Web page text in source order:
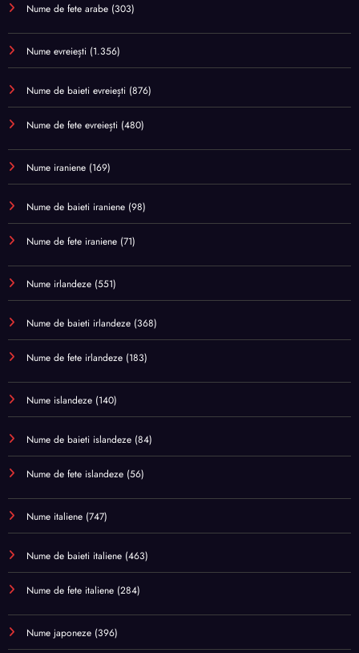
Nume de fete arabe (303)
Nume evreiești (1.356)
Nume de baieti evreiești (876)
Nume de fete evreiești (480)
Nume iraniene (169)
Nume de baieti iraniene (98)
Nume de fete iraniene (71)
Nume irlandeze (551)
Nume de baieti irlandeze (368)
Nume de fete irlandeze (183)
Nume islandeze (140)
Nume de baieti islandeze (84)
Nume de fete islandeze (56)
Nume italiene (747)
Nume de baieti italiene (463)
Nume de fete italiene (284)
Nume japoneze (396)